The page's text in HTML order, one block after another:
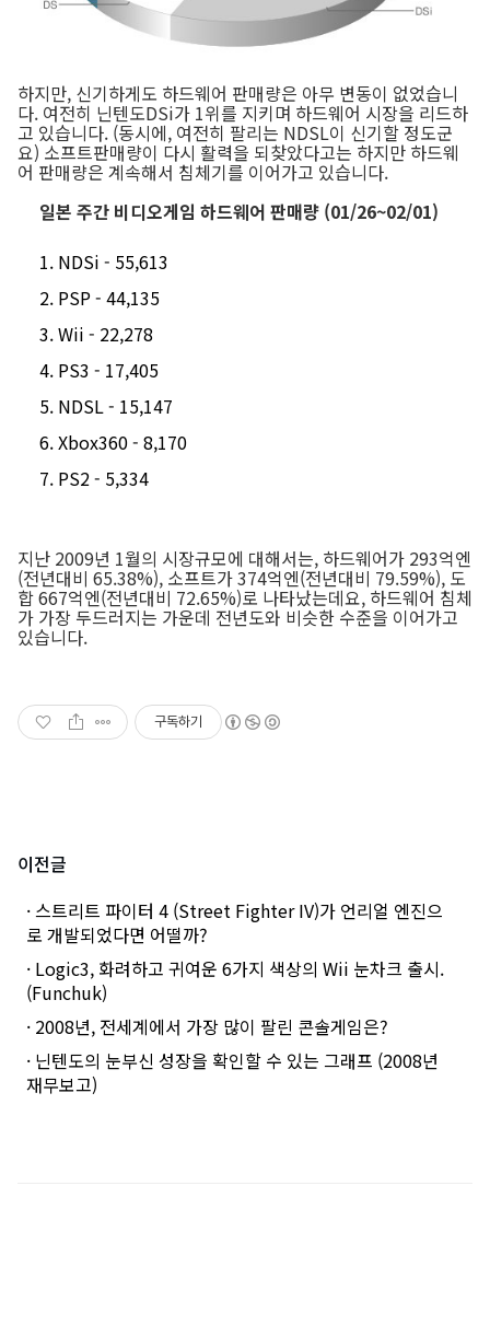
하지만, 신기하게도 하드웨어 판매량은 아무 변동이 없었습니
다. 여전히 닌텐도DSi가 1위를 지키며 하드웨어 시장을 리드하
고 있습니다. (동시에, 여전히 팔리는 NDSL이 신기할 정도군
요) 소프트판매량이 다시 활력을 되찾았다고는 하지만 하드웨
어 판매량은 계속해서 침체기를 이어가고 있습니다.
일본 주간 비디오게임 하드웨어 판매량 (01/26~02/01)
NDSi - 55,613
PSP - 44,135
Wii - 22,278
PS3 - 17,405
NDSL - 15,147
Xbox360 - 8,170
PS2 - 5,334
지난 2009년 1월의 시장규모에 대해서는, 하드웨어가 293억엔
(전년대비 65.38%), 소프트가 374억엔(전년대비 79.59%), 도
합 667억엔(전년대비 72.65%)로 나타났는데요, 하드웨어 침체
가 가장 두드러지는 가운데 전년도와 비슷한 수준을 이어가고
있습니다.
구독하기
이전글
· 스트리트 파이터 4 (Street Fighter IV)가 언리얼 엔진으
로 개발되었다면 어떨까?
· Logic3, 화려하고 귀여운 6가지 색상의 Wii 눈차크 출시.
(Funchuk)
· 2008년, 전세계에서 가장 많이 팔린 콘솔게임은?
· 닌텐도의 눈부신 성장을 확인할 수 있는 그래프 (2008년
재무보고)